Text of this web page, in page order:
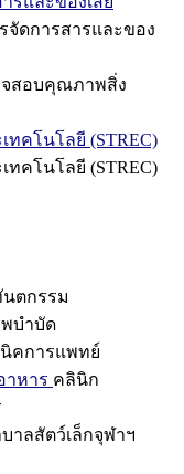
จัดการสารและของ
จสอบคุณภาพสิ่ง
ทคโนโลยี (STREC)
ทคโนโลยี (STREC)
ตกรรม
บำบัด
คการแพทย์
าหาร คลินิก
าลสัตว์เล็กจุฬาฯ